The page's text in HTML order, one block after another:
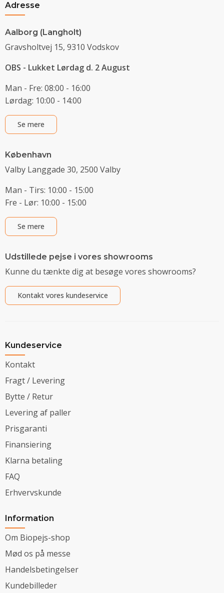
Adresse
Aalborg (Langholt)
Gravsholtvej 15, 9310 Vodskov
OBS - Lukket Lørdag d. 2 August
Man - Fre: 08:00 - 16:00
Lørdag: 10:00 - 14:00
Se mere
København
Valby Langgade 30, 2500 Valby
Man - Tirs: 10:00 - 15:00
Fre - Lør: 10:00 - 15:00
Se mere
Udstillede pejse i vores showrooms
Kunne du tænkte dig at besøge vores showrooms?
Kontakt vores kundeservice
Kundeservice
Kontakt
Fragt / Levering
Bytte / Retur
Levering af paller
Prisgaranti
Finansiering
Klarna betaling
FAQ
Erhvervskunde
Information
Om Biopejs-shop
Mød os på messe
Handelsbetingelser
Kundebilleder